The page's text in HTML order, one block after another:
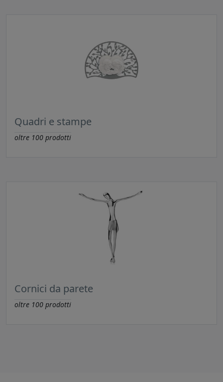
Quadri e stampe
oltre 100 prodotti
Cornici da parete
oltre 100 prodotti